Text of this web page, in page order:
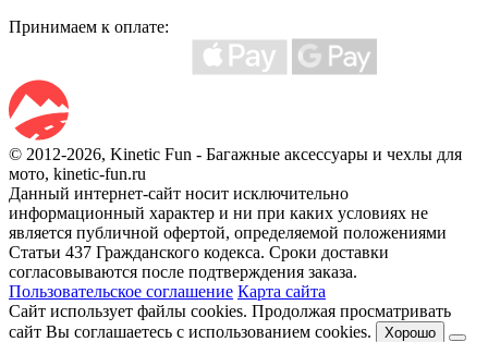
Принимаем к оплате:
© 2012-2026, Kinetic Fun - Багажные аксессуары и чехлы для
мото, kinetic-fun.ru
Данный интернет-сайт носит исключительно
информационный характер и ни при каких условиях не
является публичной офертой, определяемой положениями
Статьи 437 Гражданского кодекса. Сроки доставки
согласовываются после подтверждения заказа.
Пользовательское соглашение Карта сайта
Сайт использует файлы cookies. Продолжая просматривать
сайт Вы соглашаетесь с использованием cookies.
Хорошо